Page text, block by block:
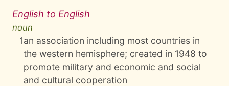
English to English
noun
1an association including most countries in
the western hemisphere; created in 1948 to
promote military and economic and social
and cultural cooperation